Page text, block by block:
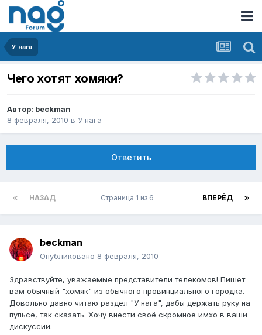
У нага
Чего хотят хомяки?
Автор: beckman
8 февраля, 2010 в У нага
Ответить
НАЗАД ВПЕРЁД
Страница 1 из 6
beckman
Опубликовано 8 февраля, 2010
Здравствуйте, уважаемые представители телекомов! Пишет
вам обычный "хомяк" из обычного провинциального городка.
Довольно давно читаю раздел "У нага", дабы держать руку на
пульсе, так сказать. Хочу внести своё скромное имхо в ваши
дискуссии.